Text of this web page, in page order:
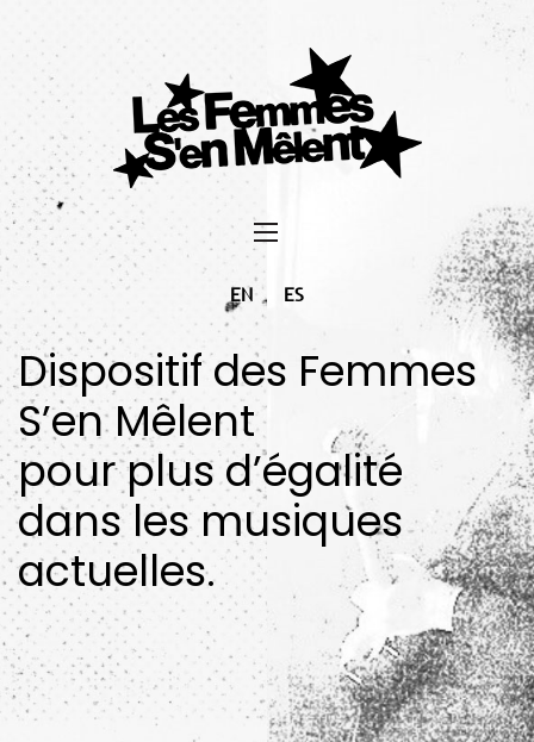
EN ES
Dispositif des Femmes
S’en Mêlent
pour plus d’égalité
dans les musiques
actuelles.